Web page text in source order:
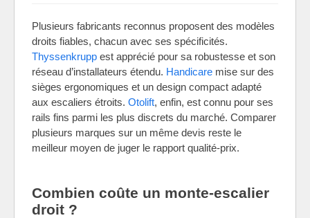
Plusieurs fabricants reconnus proposent des modèles
droits fiables, chacun avec ses spécificités.
Thyssenkrupp est apprécié pour sa robustesse et son
réseau d’installateurs étendu. Handicare mise sur des
sièges ergonomiques et un design compact adapté
aux escaliers étroits. Otolift, enfin, est connu pour ses
rails fins parmi les plus discrets du marché. Comparer
plusieurs marques sur un même devis reste le
meilleur moyen de juger le rapport qualité-prix.
Combien coûte un monte-escalier
droit ?